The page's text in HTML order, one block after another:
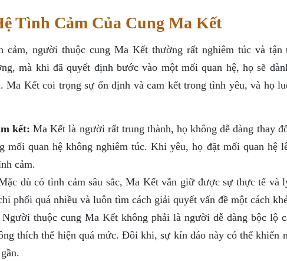
Tình Cảm Của Cung Ma Kết
cảm, người thuộc cung Ma Kết thường rất nghiêm túc và tận
mà khi đã quyết định bước vào một mối quan hệ, họ sẽ
Ma Kết coi trọng sự ổn định và cam kết trong tình yêu, và họ
kết: Ma Kết là người rất trung thành, họ không dễ dàng thay
mối quan hệ không nghiêm túc. Khi yêu, họ đặt mối quan hệ
cảm.
dù có tình cảm sâu sắc, Ma Kết vẫn giữ được sự thực tế và
phối quá nhiều và luôn tìm cách giải quyết vấn đề một cách
Người thuộc cung Ma Kết không phải là người dễ dàng bộc lộ
thích thể hiện quá mức. Đôi khi, sự kín đáo này có thể khiến